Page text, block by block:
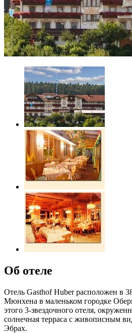
Об отеле
Отель Gasthof Huber расположен в
Мюнхена в маленьком городке
этого 3-звездочного отеля,
солнечная терраса с живописным
Эбрах.